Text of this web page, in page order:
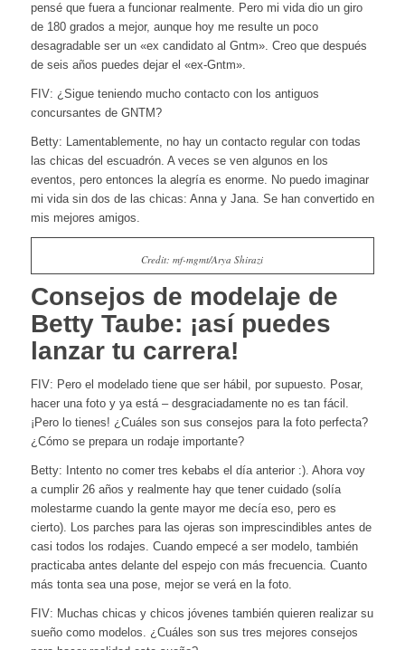
pensé que fuera a funcionar realmente. Pero mi vida dio un giro
de 180 grados a mejor, aunque hoy me resulte un poco
desagradable ser un «ex candidato al Gntm». Creo que después
de seis años puedes dejar el «ex-Gntm».
FIV: ¿Sigue teniendo mucho contacto con los antiguos
concursantes de GNTM?
Betty: Lamentablemente, no hay un contacto regular con todas
las chicas del escuadrón. A veces se ven algunos en los
eventos, pero entonces la alegría es enorme. No puedo imaginar
mi vida sin dos de las chicas: Anna y Jana. Se han convertido en
mis mejores amigos.
Credit: mf-mgmt/Arya Shirazi
Consejos de modelaje de
Betty Taube: ¡así puedes
lanzar tu carrera!
FIV: Pero el modelado tiene que ser hábil, por supuesto. Posar,
hacer una foto y ya está – desgraciadamente no es tan fácil.
¡Pero lo tienes! ¿Cuáles son sus consejos para la foto perfecta?
¿Cómo se prepara un rodaje importante?
Betty: Intento no comer tres kebabs el día anterior :). Ahora voy
a cumplir 26 años y realmente hay que tener cuidado (solía
molestarme cuando la gente mayor me decía eso, pero es
cierto). Los parches para las ojeras son imprescindibles antes de
casi todos los rodajes. Cuando empecé a ser modelo, también
practicaba antes delante del espejo con más frecuencia. Cuanto
más tonta sea una pose, mejor se verá en la foto.
FIV: Muchas chicas y chicos jóvenes también quieren realizar su
sueño como modelos. ¿Cuáles son sus tres mejores consejos